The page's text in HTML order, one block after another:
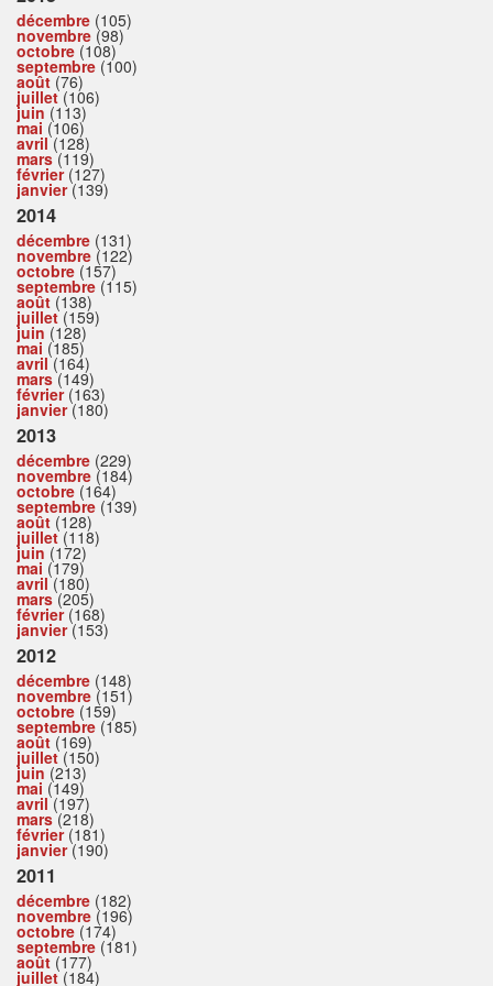
décembre (105)
novembre (98)
octobre (108)
septembre (100)
août (76)
juillet(106)
juin (113)
mai (106)
avril(128)
mars(119)
février(127)
janvier(139)
2014
décembre (131)
novembre (122)
octobre (157)
septembre (115)
août (138)
juillet(159)
juin (128)
mai (185)
avril(164)
mars(149)
février(163)
janvier(180)
2013
décembre (229)
novembre (184)
octobre (164)
septembre (139)
août (128)
juillet(118)
juin (172)
mai (179)
avril(180)
mars(205)
février(168)
janvier(153)
2012
décembre (148)
novembre (151)
octobre (159)
septembre (185)
août (169)
juillet(150)
juin (213)
mai (149)
avril(197)
mars(218)
février(181)
janvier(190)
2011
décembre (182)
novembre (196)
octobre (174)
septembre (181)
août (177)
juillet(184)